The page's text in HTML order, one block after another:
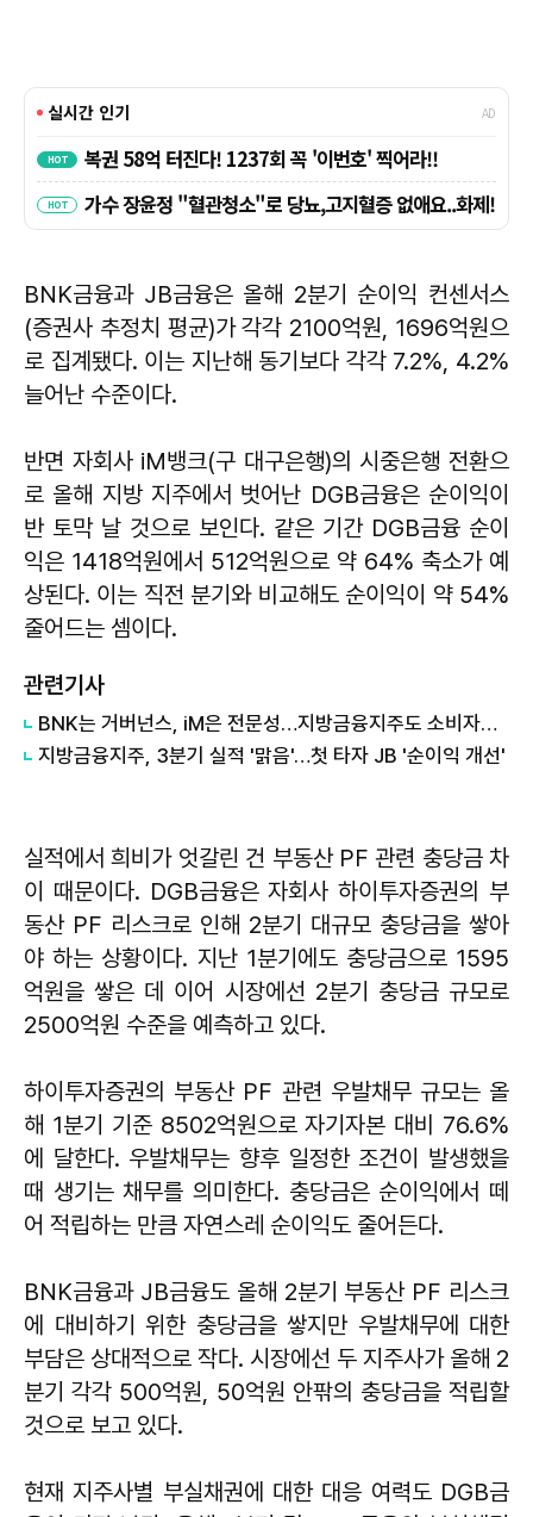
BNK금융과 JB금융은 올해 2분기 순이익 컨센서스
(증권사 추정치 평균)가 각각 2100억원, 1696억원으
로 집계됐다. 이는 지난해 동기보다 각각 7.2%, 4.2%
늘어난 수준이다.
반면 자회사 iM뱅크(구 대구은행)의 시중은행 전환으
로 올해 지방 지주에서 벗어난 DGB금융은 순이익이
반 토막 날 것으로 보인다. 같은 기간 DGB금융 순이
익은 1418억원에서 512억원으로 약 64% 축소가 예
상된다. 이는 직전 분기와 비교해도 순이익이 약 54%
줄어드는 셈이다.
관련기사
BNK는 거버넌스, iM은 전문성…지방금융지주도 소비자보호 강화
지방금융지주, 3분기 실적 '맑음'…첫 타자 JB '순이익 개선'
실적에서 희비가 엇갈린 건 부동산 PF 관련 충당금 차
이 때문이다. DGB금융은 자회사 하이투자증권의 부
동산 PF 리스크로 인해 2분기 대규모 충당금을 쌓아
야 하는 상황이다. 지난 1분기에도 충당금으로 1595
억원을 쌓은 데 이어 시장에선 2분기 충당금 규모로
2500억원 수준을 예측하고 있다.
하이투자증권의 부동산 PF 관련 우발채무 규모는 올
해 1분기 기준 8502억원으로 자기자본 대비 76.6%
에 달한다. 우발채무는 향후 일정한 조건이 발생했을
때 생기는 채무를 의미한다. 충당금은 순이익에서 떼
어 적립하는 만큼 자연스레 순이익도 줄어든다.
BNK금융과 JB금융도 올해 2분기 부동산 PF 리스크
에 대비하기 위한 충당금을 쌓지만 우발채무에 대한
부담은 상대적으로 작다. 시장에선 두 지주사가 올해 2
분기 각각 500억원, 50억원 안팎의 충당금을 적립할
것으로 보고 있다.
현재 지주사별 부실채권에 대한 대응 여력도 DGB금